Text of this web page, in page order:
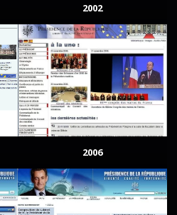
2002
2006